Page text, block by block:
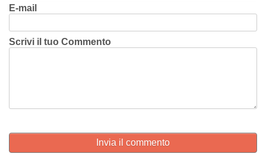
E-mail
Scrivi il tuo Commento
Invia il commento